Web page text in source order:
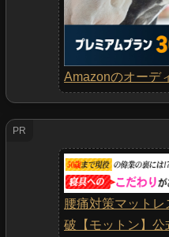
Amazonのオーデ
PR
腰痛対策マット
破【モットン】公